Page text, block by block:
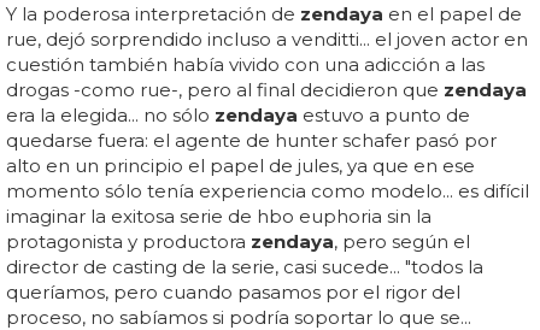
Y la poderosa interpretación de zendaya en el papel de
rue, dejó sorprendido incluso a venditti... el joven actor en
cuestión también había vivido con una adicción a las
drogas -como rue-, pero al final decidieron que zendaya
era la elegida... no sólo zendaya estuvo a punto de
quedarse fuera: el agente de hunter schafer pasó por
alto en un principio el papel de jules, ya que en ese
momento sólo tenía experiencia como modelo... es difícil
imaginar la exitosa serie de hbo euphoria sin la
protagonista y productora zendaya, pero según el
director de casting de la serie, casi sucede... "todos la
queríamos, pero cuando pasamos por el rigor del
proceso, no sabíamos si podría soportar lo que se...